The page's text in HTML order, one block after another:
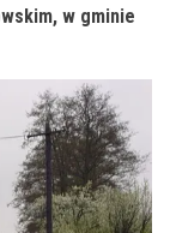
w gminie